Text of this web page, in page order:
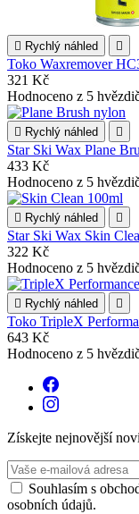
 Rychlý náhled 
Toko Waxremover
321 Kč
Hodnoceno z 5
 Rychlý náhled 
Star Ski Wax Plane
433 Kč
Hodnoceno z 5
 Rychlý náhled 
Star Ski Wax Skin
322 Kč
Hodnoceno z 5
 Rychlý náhled 
Toko TripleX
643 Kč
Hodnoceno z 5
Získejte nejnovější
Souhlasím s
osobních údajů.